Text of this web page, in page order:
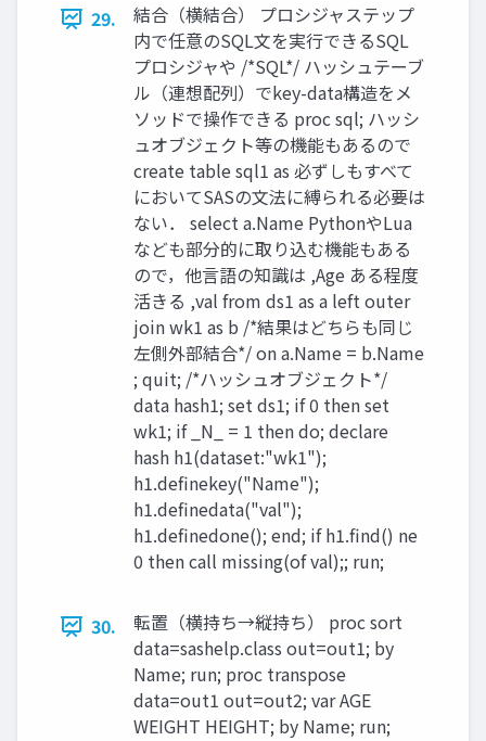
29.
結合（横結合） プロシジャステップ
内で任意のSQL文を実行できるSQL
プロシジャや /*SQL*/ ハッシュテーブ
ル（連想配列）でkey-data構造をメ
ソッドで操作できる proc sql; ハッシ
ュオブジェクト等の機能もあるので
create table sql1 as 必ずしもすべて
においてSASの文法に縛られる必要は
ない． select a.Name PythonやLua
なども部分的に取り込む機能もある
ので，他言語の知識は ,Age ある程度
活きる ,val from ds1 as a left outer
join wk1 as b /*結果はどちらも同じ
左側外部結合*/ on a.Name = b.Name
; quit; /*ハッシュオブジェクト*/
data hash1; set ds1; if 0 then set
wk1; if _N_ = 1 then do; declare
hash h1(dataset:"wk1");
h1.definekey("Name");
h1.definedata("val");
h1.definedone(); end; if h1.find() ne
0 then call missing(of val);; run;
30.
転置（横持ち→縦持ち） proc sort
data=sashelp.class out=out1; by
Name; run; proc transpose
data=out1 out=out2; var AGE
WEIGHT HEIGHT; by Name; run;